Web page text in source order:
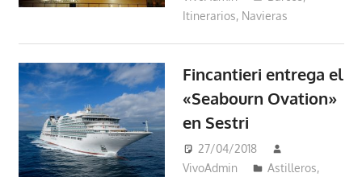
Itinerarios, Navieras
Fincantieri entrega el
«Seabourn Ovation»
en Sestri
27/04/2018
VivoAdmin
Astilleros,